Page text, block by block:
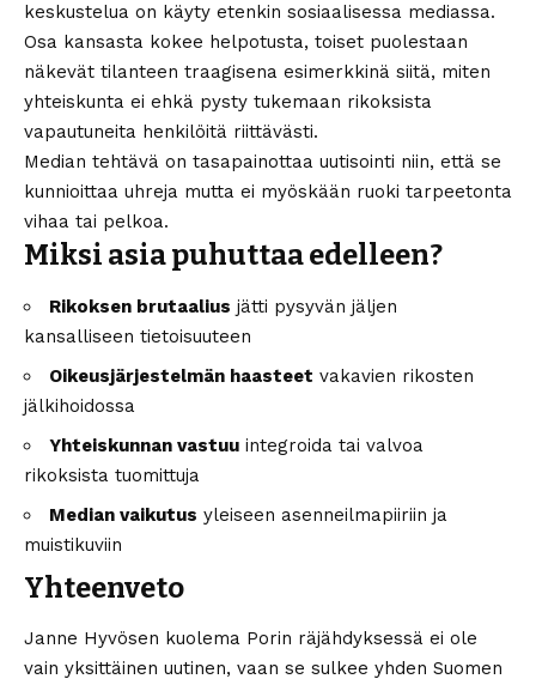
keskustelua on käyty etenkin sosiaalisessa mediassa.
Osa kansasta kokee helpotusta, toiset puolestaan
näkevät tilanteen traagisena esimerkkinä siitä, miten
yhteiskunta ei ehkä pysty tukemaan rikoksista
vapautuneita henkilöitä riittävästi.
Median tehtävä on tasapainottaa uutisointi niin, että se
kunnioittaa uhreja mutta ei myöskään ruoki tarpeetonta
vihaa tai pelkoa.
Miksi asia puhuttaa edelleen?
Rikoksen brutaalius jätti pysyvän jäljen
kansalliseen tietoisuuteen
Oikeusjärjestelmän haasteet vakavien rikosten
jälkihoidossa
Yhteiskunnan vastuu integroida tai valvoa
rikoksista tuomittuja
Median vaikutus yleiseen asenneilmapiiriin ja
muistikuviin
Yhteenveto
Janne Hyvösen kuolema Porin räjähdyksessä ei ole
vain yksittäinen uutinen, vaan se sulkee yhden Suomen